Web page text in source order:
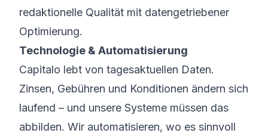
redaktionelle Qualität mit datengetriebener
Optimierung.
Technologie & Automatisierung
Capitalo lebt von tagesaktuellen Daten.
Zinsen, Gebühren und Konditionen ändern sich
laufend – und unsere Systeme müssen das
abbilden. Wir automatisieren, wo es sinnvoll